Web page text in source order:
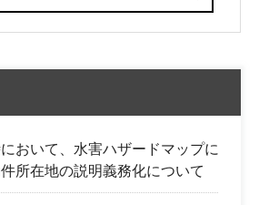
おいて、水害ハザードマップに
所在地の説明義務化について